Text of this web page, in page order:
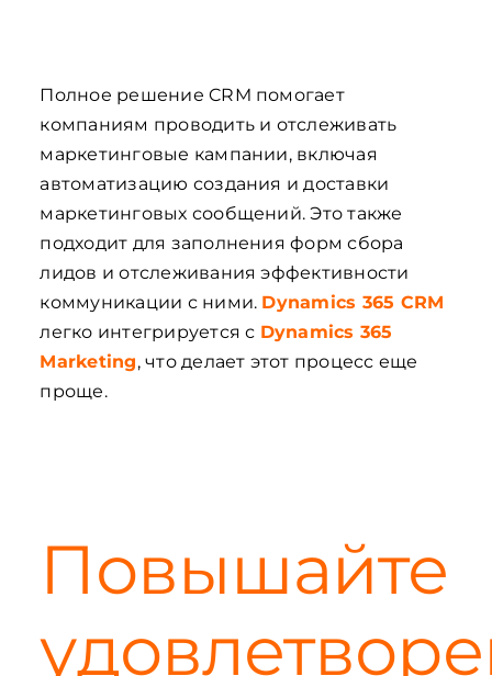
Полное решение CRM помогает
компаниям проводить и отслеживать
маркетинговые кампании, включая
автоматизацию создания и доставки
маркетинговых сообщений. Это также
подходит для заполнения форм сбора
лидов и отслеживания эффективности
коммуникации с ними. Dynamics 365 CRM
легко интегрируется с Dynamics 365
Marketing, что делает этот процесс еще
проще.
Повышайте